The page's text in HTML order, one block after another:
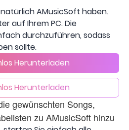
AMusicSoft haben.
auf Ihrem PC. Die
durchzuführen, sodass
sollte.
Herunterladen
Herunterladen
gewünschten Songs,
zu AMusicSoft hinzu